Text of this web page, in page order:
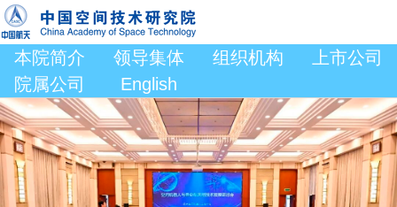
本院简介 领导集体 组织机构
上市公司
院属公司
English